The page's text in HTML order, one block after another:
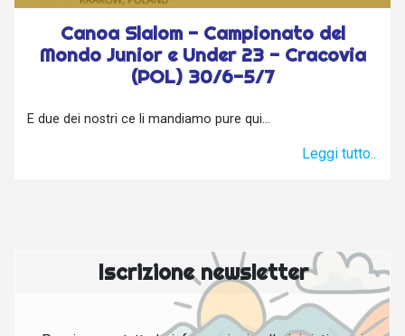
Canoa Slalom - Campionato del
Mondo Junior e Under 23 - Cracovia
(POL) 30/6-5/7
E due dei nostri ce li mandiamo pure qui...
Leggi tutto..
Iscrizione newsletter